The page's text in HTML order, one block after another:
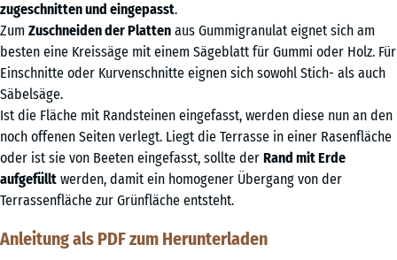
zugeschnitten und eingepasst.
Zum Zuschneiden der Platten aus Gummigranulat eignet sich am
besten eine Kreissäge mit einem Sägeblatt für Gummi oder Holz. Für
Einschnitte oder Kurvenschnitte eignen sich sowohl Stich- als auch
Säbelsäge.
Ist die Fläche mit Randsteinen eingefasst, werden diese nun an den
noch offenen Seiten verlegt. Liegt die Terrasse in einer Rasenfläche
oder ist sie von Beeten eingefasst, sollte der Rand mit Erde
aufgefüllt werden, damit ein homogener Übergang von der
Terrassenfläche zur Grünfläche entsteht.
Anleitung als PDF zum Herunterladen